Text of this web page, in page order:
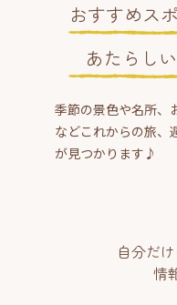
おすすめス
あたらし
季節の景色や名所、
などこれからの旅、
が見つかります♪
自分だ
情